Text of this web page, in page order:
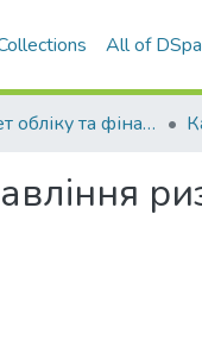
All of
Факультет обліку та фінансів